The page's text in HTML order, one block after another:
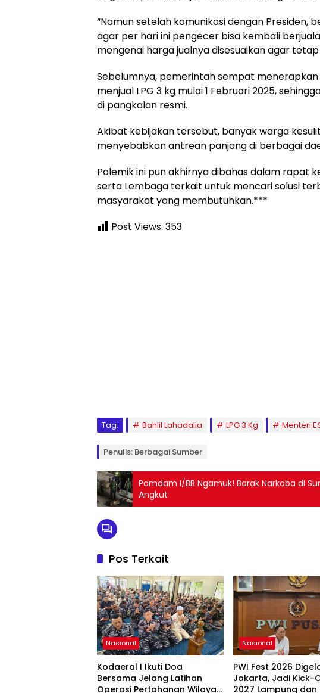
“Namun setelah komunikasi dengan Presiden,
agar per hari ini pengecer bisa kembali
mengenai harga jualnya disesuaikan agar
Sebelumnya, pemerintah sempat
menjual LPG 3 kg mulai 1 Februari 2025,
di pangkalan resmi.
Akibat kebijakan tersebut, banyak warga
menyebabkan antrean panjang di berbagai
Polemik ini pun akhirnya dibahas dalam rapat
serta Lembaga terkait untuk mencari solusi
masyarakat yang membutuhkan.***
Post Views: 353
Tag: Bahlil Lahadalia LPG 3 Kg Menteri
Penulis: Berbagai Sumber
Pomdam I/BB Ngamuk! Barak Narkoba di
Angkut
Pos Terkait
Nasional
Kodaeral I Ikuti Doa
Bersama Jelang Latihan
Operasi Pertahanan Wilayah
Nasional
PWI Fest 2026
Jakarta, Jadi Kick-
2027 Lampung dan